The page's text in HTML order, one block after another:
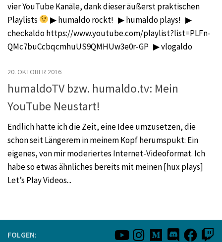
vier YouTube Kanäle, dank dieser äußerst praktischen
Playlists
▶ humaldo rockt! ▶ humaldo plays! ▶
checkaldo https://www.youtube.com/playlist?list=PLFn-
QMc7buCcbqcmhuUS9QMHUw3e0r-GP ▶ vlogaldo
20. OKTOBER 2016
humaldoTV bzw. humaldo.tv: Mein
YouTube Neustart!
Endlich hatte ich die Zeit, eine Idee umzusetzen, die
schon seit Längerem in meinem Kopf herumspukt: Ein
eigenes, von mir moderiertes Internet-Videoformat. Ich
habe so etwas ähnliches bereits mit meinen [hux plays]
Let’s Play Videos...
FOLGEN: